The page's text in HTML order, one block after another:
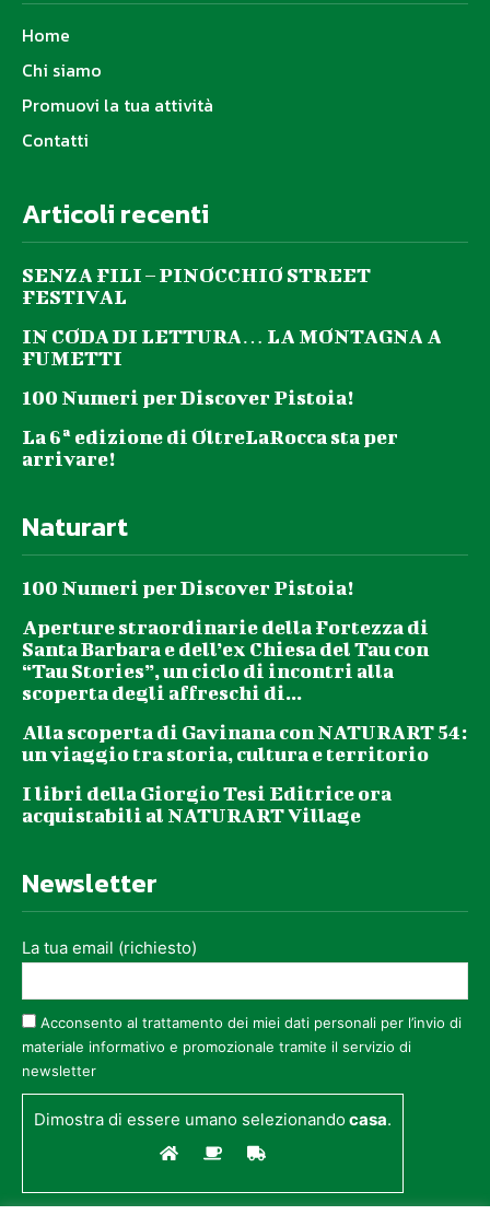
Home
Chi siamo
Promuovi la tua attività
Contatti
Articoli recenti
SENZA FILI – PINOCCHIO STREET
FESTIVAL
IN CODA DI LETTURA… LA MONTAGNA A
FUMETTI
100 Numeri per Discover Pistoia!
La 6ª edizione di OltreLaRocca sta per
arrivare!
Naturart
100 Numeri per Discover Pistoia!
Aperture straordinarie della Fortezza di
Santa Barbara e dell’ex Chiesa del Tau con
“Tau Stories”, un ciclo di incontri alla
scoperta degli affreschi di...
Alla scoperta di Gavinana con NATURART 54:
un viaggio tra storia, cultura e territorio
I libri della Giorgio Tesi Editrice ora
acquistabili al NATURART Village
Newsletter
La tua email (richiesto)
Acconsento al trattamento dei miei dati personali per l’invio di
materiale informativo e promozionale tramite il servizio di
newsletter
Dimostra di essere umano selezionandocasa.